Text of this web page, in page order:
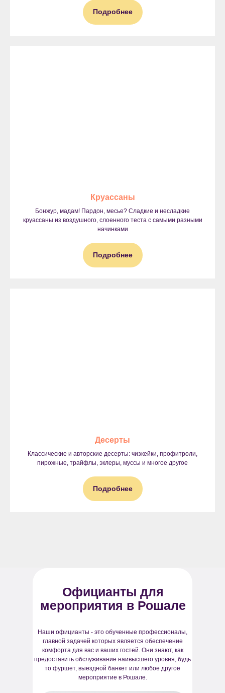
Подробнее
Круассаны
Бонжур, мадам! Пардон, месье? Сладкие и несладкие
круассаны из воздушного, слоенного теста с самыми разными
начинками
Подробнее
Десерты
Классические и авторские десерты: чизкейки, профитроли,
пирожные, трайфлы, эклеры, муссы и многое другое
Подробнее
Наши официанты - это обученные профессионалы,
главной задачей которых является обеспечение
комфорта для вас и ваших гостей. Они знают, как
предоставить обслуживание наивысшего уровня, будь
то фуршет, выездной банкет или любое другое
мероприятие в Рошале.
Официанты для
мероприятия в Рошале